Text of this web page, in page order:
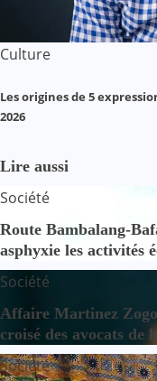
Culture
Les origines de 5
2026
Lire aussi
Société
Route Bambalang-
asphyxie les activités
Société
Affaire Martinez
croisé des avocats de
Société